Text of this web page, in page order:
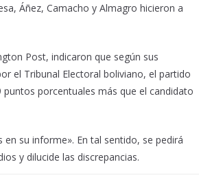
Áñez, Camacho y Almagro hicieron a
Post, indicaron que según sus
el Tribunal Electoral boliviano, el partido
porcentuales más que el candidato
en su informe». En tal sentido, se pedirá
y dilucide las discrepancias.